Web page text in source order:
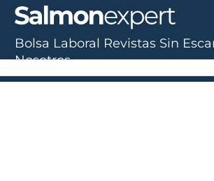
Bolsa Laboral Revistas Sin
Nosotros